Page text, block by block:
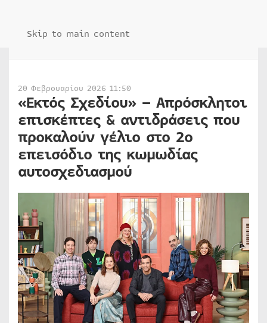
Skip to main content
20 Φεβρουαρίου 2026 11:50
«Εκτός Σχεδίου» – Απρόσκλητοι
επισκέπτες & αντιδράσεις που
προκαλούν γέλιο στο 2ο
επεισόδιο της κωμωδίας
αυτοσχεδιασμού